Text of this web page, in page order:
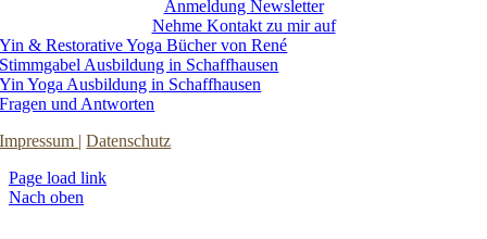
Anmeldung Newsletter
Nehme Kontakt zu mir auf
Yin & Restorative Yoga Bücher von René
Stimmgabel Ausbildung in Schaffhausen
Yin Yoga Ausbildung in Schaffhausen
Fragen und Antworten
Impressum |Datenschutz
Page load link
Nach oben